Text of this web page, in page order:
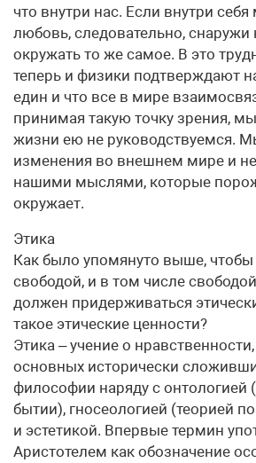
что внутри нас. Если внутри
любовь, следовательно, снаружи
окружать то же самое. В это
теперь и физики подтверждают
един и что все в мире
принимая такую точку зрения,
жизни ею не руководствуемся.
изменения во внешнем мире и не
нашими мыслями, которые
окружает.
Этика
Как было упомянуто выше, чтобы
свободой, и в том числе
должен придерживаться
такое этические ценности?
Этика – учение о
основных исторически
философии наряду с онтологией
бытии), гносеологией (теорией
и эстетикой. Впервые термин
Аристотелем как обозначение